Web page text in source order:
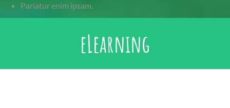
Pariatur enim ipsam.
eLearning